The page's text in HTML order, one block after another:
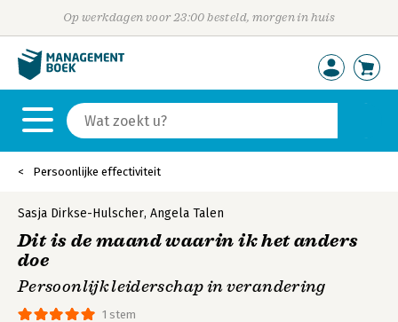
Op werkdagen voor 23:00 besteld, morgen in huis
Persoonlijke effectiviteit
1 stem
Sasja Dirkse-Hulscher, Angela Talen
Dit is de maand waarin ik het anders
doe
Persoonlijk leiderschap in verandering